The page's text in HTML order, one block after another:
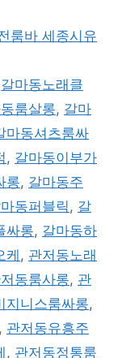
룸바 세종시유
갈마동노래클
룸살롱, 갈마
마동셔츠룸싸
, 갈마동이부가
롱, 갈마동주
동퍼블릭 , 갈
싸롱, 갈마동하
케, 관저동노래
동룸사롱, 관
지니스룸싸롱,
, 관저동유흥주
, 관저동정통룸